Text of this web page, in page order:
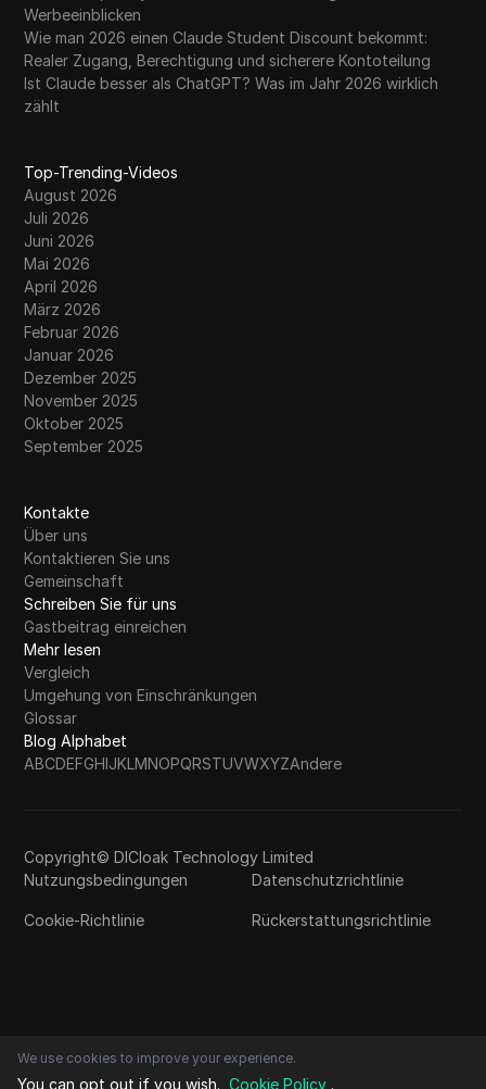
Werbeeinblicken
Wie man 2026 einen Claude Student Discount bekommt:
Realer Zugang, Berechtigung und sicherere Kontoteilung
Ist Claude besser als ChatGPT? Was im Jahr 2026 wirklich
zählt
Top-Trending-Videos
August 2026
Juli 2026
Juni 2026
Mai 2026
April 2026
März 2026
Februar 2026
Januar 2026
Dezember 2025
November 2025
Oktober 2025
September 2025
Kontakte
Über uns
Kontaktieren Sie uns
Gemeinschaft
Schreiben Sie für uns
Gastbeitrag einreichen
Mehr lesen
Vergleich
Umgehung von Einschränkungen
Glossar
Blog Alphabet
ABCDEFGHIJKLMNOPQRSTUVWXYZAndere
Copyright© DICloak Technology Limited
Nutzungsbedingungen
Datenschutzrichtlinie
Cookie-Richtlinie Rückerstattungsrichtlinie
We use cookies to improve your experience.
You can opt out if you wish. Cookie Policy .